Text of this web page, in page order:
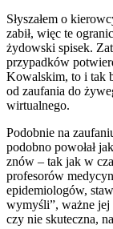
Słyszałem o
zabił, więc te
żydowski spisek.
przypadków
Kowalskim, to i tak
od zaufania do
wirtualnego.
Podobnie na
podobno powołał
znów – tak jak w
profesorów
epidemiologów,
wymyśli”, ważne jej
czy nie skuteczna,